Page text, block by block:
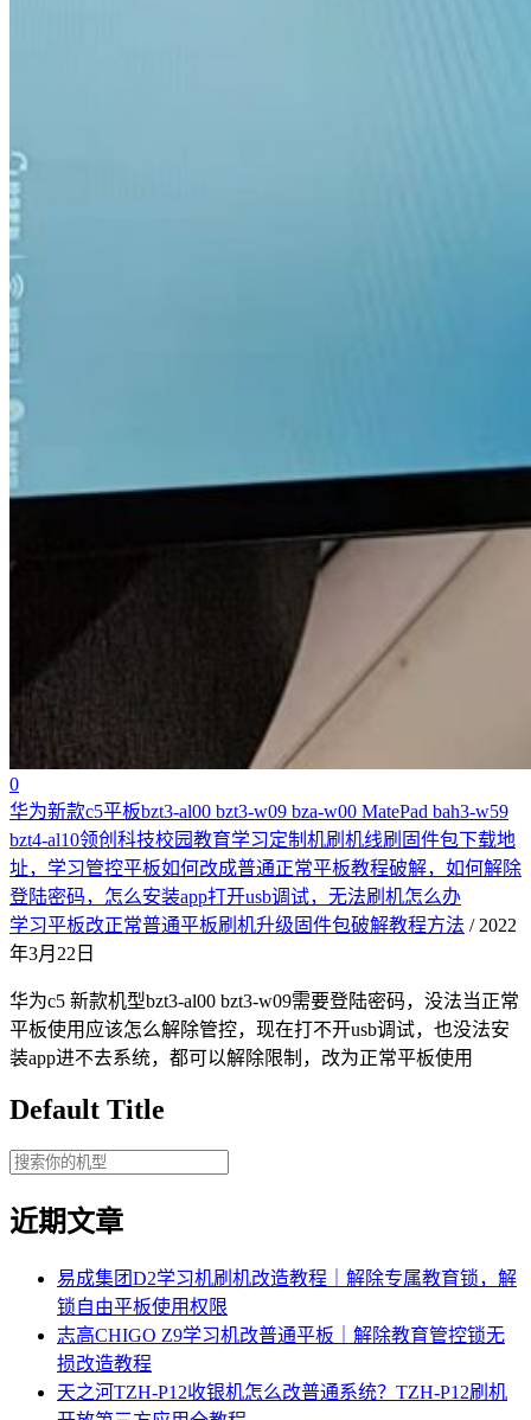
0
华为新款c5平板bzt3-al00 bzt3-w09 bza-w00 MatePad bah3-w59
bzt4-al10领创科技校园教育学习定制机刷机线刷固件包下载地
址，学习管控平板如何改成普通正常平板教程破解，如何解除
登陆密码，怎么安装app打开usb调试，无法刷机怎么办
学习平板改正常普通平板刷机升级固件包破解教程方法 / 2022
年3月22日
华为c5 新款机型bzt3-al00 bzt3-w09需要登陆密码，没法当正常
平板使用应该怎么解除管控，现在打不开usb调试，也没法安
装app进不去系统，都可以解除限制，改为正常平板使用
Default Title
近期文章
易成集团D2学习机刷机改造教程｜解除专属教育锁，解
锁自由平板使用权限
志高CHIGO Z9学习机改普通平板｜解除教育管控锁无
损改造教程
天之河TZH-P12收银机怎么改普通系统？TZH-P12刷机